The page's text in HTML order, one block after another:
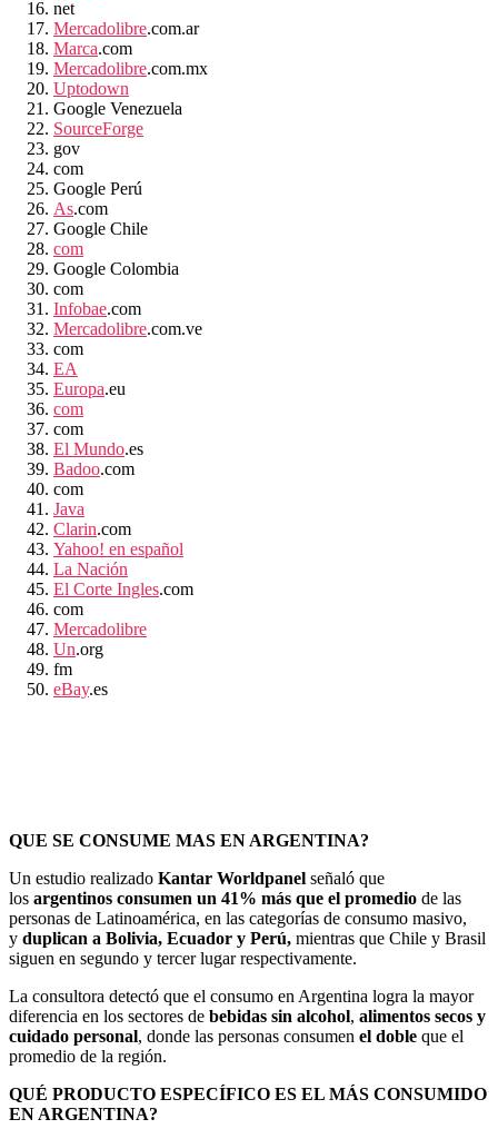
net
Mercadolibre.com.ar
Marca.com
Mercadolibre.com.mx
Uptodown
Google Venezuela
SourceForge
gov
com
Google Perú
As.com
Google Chile
com
Google Colombia
com
Infobae.com
Mercadolibre.com.ve
com
EA
Europa.eu
com
com
El Mundo.es
Badoo.com
com
Java
Clarin.com
Yahoo! en español
La Nación
El Corte Ingles.com
com
Mercadolibre
Un.org
fm
eBay.es
QUE SE CONSUME MAS EN ARGENTINA?
Un estudio realizado Kantar Worldpanel señaló que
los argentinos consumen un 41% más que el promedio de las
personas de Latinoamérica, en las categorías de consumo masivo,
y duplican a Bolivia, Ecuador y Perú, mientras que Chile y Brasil
siguen en segundo y tercer lugar respectivamente.
La consultora detectó que el consumo en Argentina logra la mayor
diferencia en los sectores de bebidas sin alcohol, alimentos secos y
cuidado personal, donde las personas consumen el doble que el
promedio de la región.
QUÉ PRODUCTO ESPECÍFICO ES EL MÁS CONSUMIDO
EN ARGENTINA?